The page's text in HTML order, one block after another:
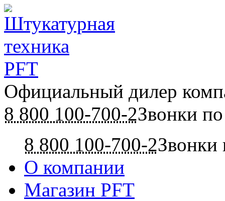
Официальный дилер
8 800 100-700-2Звонки
8 800 100-700-2Звонки
О компании
Магазин PFT